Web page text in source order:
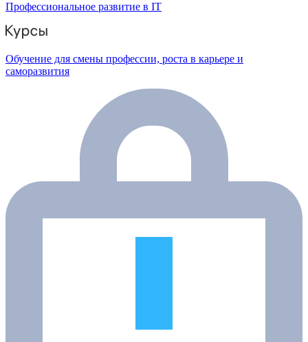
Профессиональное развитие в IT
Обучение для смены профессии, роста в карьере и
саморазвития